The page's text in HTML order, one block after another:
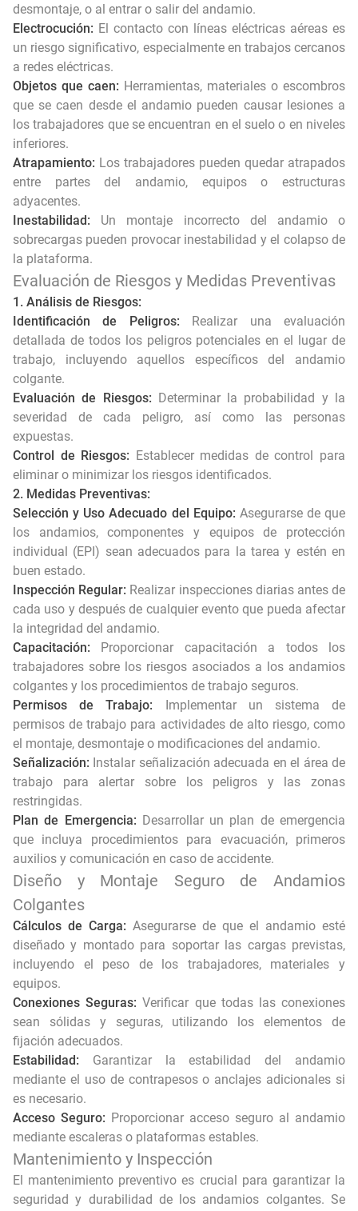
desmontaje, o al entrar o salir del andamio.
Electrocución: El contacto con líneas eléctricas aéreas es
un riesgo significativo, especialmente en trabajos cercanos
a redes eléctricas.
Objetos que caen: Herramientas, materiales o escombros
que se caen desde el andamio pueden causar lesiones a
los trabajadores que se encuentran en el suelo o en niveles
inferiores.
Atrapamiento: Los trabajadores pueden quedar atrapados
entre partes del andamio, equipos o estructuras
adyacentes.
Inestabilidad: Un montaje incorrecto del andamio o
sobrecargas pueden provocar inestabilidad y el colapso de
la plataforma.
Evaluación de Riesgos y Medidas Preventivas
1. Análisis de Riesgos:
Identificación de Peligros: Realizar una evaluación
detallada de todos los peligros potenciales en el lugar de
trabajo, incluyendo aquellos específicos del andamio
colgante.
Evaluación de Riesgos: Determinar la probabilidad y la
severidad de cada peligro, así como las personas
expuestas.
Control de Riesgos: Establecer medidas de control para
eliminar o minimizar los riesgos identificados.
2. Medidas Preventivas:
Selección y Uso Adecuado del Equipo: Asegurarse de que
los andamios, componentes y equipos de protección
individual (EPI) sean adecuados para la tarea y estén en
buen estado.
Inspección Regular: Realizar inspecciones diarias antes de
cada uso y después de cualquier evento que pueda afectar
la integridad del andamio.
Capacitación: Proporcionar capacitación a todos los
trabajadores sobre los riesgos asociados a los andamios
colgantes y los procedimientos de trabajo seguros.
Permisos de Trabajo: Implementar un sistema de
permisos de trabajo para actividades de alto riesgo, como
el montaje, desmontaje o modificaciones del andamio.
Señalización: Instalar señalización adecuada en el área de
trabajo para alertar sobre los peligros y las zonas
restringidas.
Plan de Emergencia: Desarrollar un plan de emergencia
que incluya procedimientos para evacuación, primeros
auxilios y comunicación en caso de accidente.
Diseño y Montaje Seguro de Andamios
Colgantes
Cálculos de Carga: Asegurarse de que el andamio esté
diseñado y montado para soportar las cargas previstas,
incluyendo el peso de los trabajadores, materiales y
equipos.
Conexiones Seguras: Verificar que todas las conexiones
sean sólidas y seguras, utilizando los elementos de
fijación adecuados.
Estabilidad: Garantizar la estabilidad del andamio
mediante el uso de contrapesos o anclajes adicionales si
es necesario.
Acceso Seguro: Proporcionar acceso seguro al andamio
mediante escaleras o plataformas estables.
Mantenimiento y Inspección
El mantenimiento preventivo es crucial para garantizar la
seguridad y durabilidad de los andamios colgantes. Se